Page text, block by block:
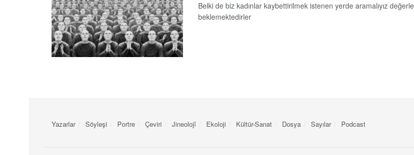
Belki de biz kadınlar kaybettirilmek istenen yerde aramalıyız
beklemektedirler
Yazarlar Söyleşi Portre Çeviri Jineolojî Ekoloji Kültür-Sanat Dosya Sayılar Podcast